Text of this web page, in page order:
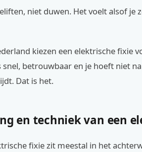
niet duwen. Het voelt alsof je
kiezen een elektrische fixie
betrouwbaar en je hoeft niet
Dat is het.
en techniek van een
fixie zit meestal in het